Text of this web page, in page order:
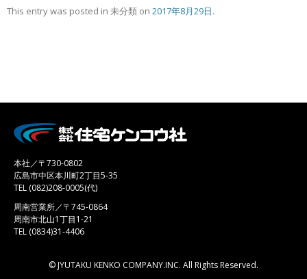
This entry was posted in 未分類 on 2017年8月29日.
本社／〒730-0802
広島市中区本川町2丁目5-35
TEL (082)208-0005(代)
周南営業所／〒745-0864
周南市北山1丁目1-21
TEL (0834)31-4406
© JYUTAKU KENKO COMPANY.INC. All Rights Reserved.